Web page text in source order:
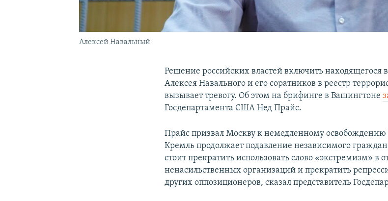
Алексей Навальный
Решение российских властей включить находящегося
Алексея Навального и его соратников в реестр
вызывает тревогу. Об этом на брифинге в Вашингтоне
Госдепартамента США Нед Прайс.
Прайс призвал Москву к немедленному освобождению
Кремль продолжает подавление независимого
стоит прекратить использовать слово «экстремизм» в
ненасильственных организаций и прекратить
других оппозиционеров, сказал представитель